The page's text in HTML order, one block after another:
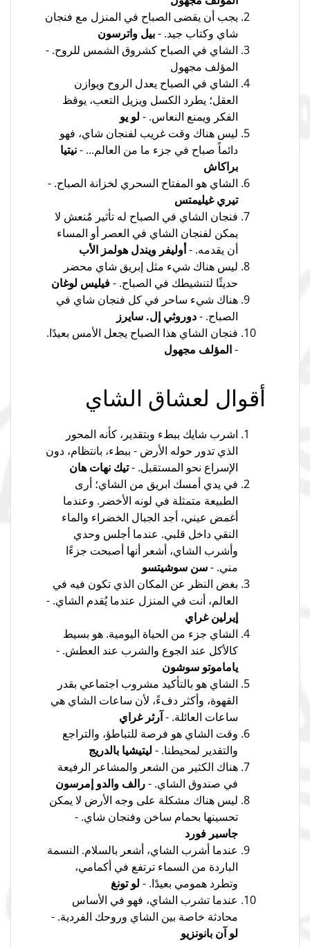
يجب أن يقضى الصباح في المنزل مع فنجان
شاي وكتاب جيد. -بيل واترسون
الشاي في الصباح كشروق الشمس للروح. -
المؤلف مجهول
الشاي في الصباح يعدل الروح ويوازن
العقل؛ يطرد الكسل ويزيل التعب، يوقظ
الفكر ويمنع النعاس. - لو يو
ليس هناك وقت غريب لفنجان شاي، فهو
دائماً صباح في جزء ما من العالم... -نيتيا
براكاش
الشاي هو المفتاح السحري لخزانة الصباح. -
تيري غيليمتس
فنجان الشاي في الصباح له تأثير مُنعش لا
يمكن لفنجان الشاي في العصر أو المساء
أن يقدمه. -أوليفر ويندل هولمز الأب
ليس هناك شيء مثل إبريق شاي محضر
حديثًا لتنشيطك في الصباح. -فيليس لوغان
هناك شيء ساحر في كل فنجان شاي في
الصباح. -دوروثي إل. سايرز
فنجان الشاي هذا الصباح يجعل الأمس بعيدًا.
-المؤلف مجهول
أقوال لعشاق الشاي
اشرب شايك ببطء وبتقدير، كأنه المحور
الذي تدور حوله الأرض - ببطء، بانتظام، دون
الإسراع نحو المستقبل. -تيك نهات هان
في يدي أمسك ابريق من الشاي؛ أرى
الطبيعة متمثلة في لونه الأخضر. وعندما
أغمض عيني، أجد الجبال الخضراء والماء
النقي داخل قلبي. عندما أجلس وحدي
وأشرب الشاي، أشعر أنها أصبحت جزءًا
مني. -سن سوشيتسو
بغض النظر عن المكان الذي تكون فيه في
العالم، أنت في المنزل عندما يُقدم الشاي. -
إيرلين غراي
الشاي جزء من الحياة اليومية. هو بسيط
كالأكل عند الجوع والشرب عند العطش. -
ياماموتو سوشون
الشاي هو بالتأكيد مشروب اجتماعي بقدر
القهوة، وأكثر دفءً، لأن ساعات الشاي هي
ساعات العائلة. -آرثر غراي
وقت الشاي هو فرصة للتباطؤ، والتراجع
والتقدير لمحيطنا. - ليتيشيا بالدريج
هناك الكثير من الشعر والمشاعر الرفيعة
في صندوق الشاي. -رالف والدو إمرسون
ليس هناك مشكلة على وجه الأرض لا يمكن
تحسينها بحمام ساخن وفنجان شاي. -
جاسبر فورد
عندما أشرب الشاي، أشعر بالسلام. النسمة
الباردة من السماء ترتفع في أكمامي،
وتطرد همومي بعيدًا. - لو تونغ
عندما تشرب الشاي، فهو في الأساس
محادثة خاصة بين الشاي وروحك الفردية. -
لو آن بانونزيو